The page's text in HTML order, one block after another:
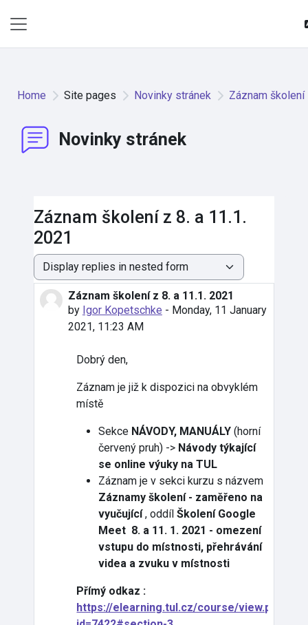
Home Site pages Novinky stránek Záznam školení
Novinky stránek
Záznam školení z 8. a 11.1.
2021
Display mode
Záznam školení z 8. a 11.1. 2021
by Igor Kopetschke - Monday, 11 January
2021, 11:23 AM
Number of replies: 0
Dobrý den,
Záznam je již k dispozici na obvyklém
místě
Sekce NÁVODY, MANUÁLY(horní
červený pruh) -> Návody týkající
se online výuky na TUL
Záznam je v sekci kurzu s názvem
Záznamy školení - zaměřeno na
vyučující, oddílŠkolení Google
Meet 8. a 11. 1. 2021 - omezení
vstupu do místnosti, přehrávání
videa a zvuku v místnosti
Přímý odkaz :
https://elearning.tul.cz/course/view.php?